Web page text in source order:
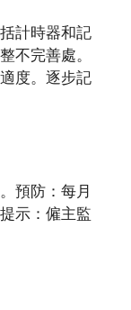
計時器和記
不完善處。
度。逐步記
預防：每月
示：僱主監